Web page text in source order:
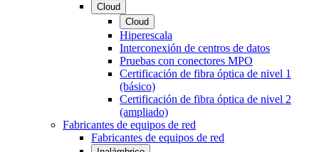
Cloud
Cloud
Hiperescala
Interconexión de centros de datos
Pruebas con conectores MPO
Certificación de fibra óptica de nivel 1
(básico)
Certificación de fibra óptica de nivel 2
(ampliado)
Fabricantes de equipos de red
Fabricantes de equipos de red